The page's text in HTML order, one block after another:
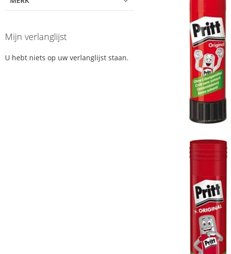
Mijn verlanglijst
U hebt niets op uw verlanglijst staan.